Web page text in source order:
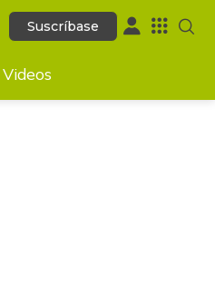
Suscríbase
Suscríbase
Videos